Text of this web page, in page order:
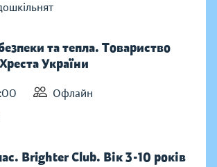
та тепла. Товариство
України
Офлайн
Brighter Club. Вік 3-10 років